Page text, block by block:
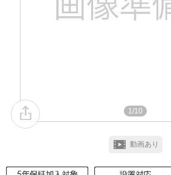
1/10
動画あり